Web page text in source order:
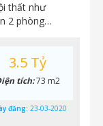
thất như
2 phòng…
3.5 Tỷ
tích:73 m2
đăng: 23-03-2020